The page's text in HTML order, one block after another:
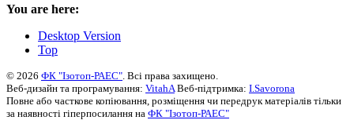
You are here:
Desktop Version
Top
© 2026 ФК "Ізотоп-РАЕС" . Всі права захищено.
Веб-дизайн та програмування: VitahA Веб-підтримка: I.Savorona
Повне або часткове копіювання, розміщення чи передрук матеріалів тільки
за наявності гіперпосилання на ФК "Ізотоп-РАЕС"